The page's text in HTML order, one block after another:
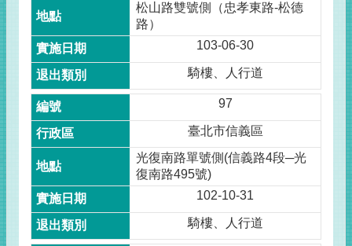
松山路雙號側（忠孝東路-松德
路）
103-06-30
騎樓、人行道
97
臺北市信義區
光復南路單號側(信義路4段─光
復南路495號)
102-10-31
騎樓、人行道